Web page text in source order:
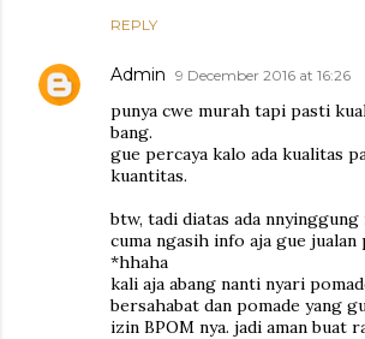
REPLY
Admin 9 December 2016 at 16:26
punya cwe murah tapi pasti
bang.
gue percaya kalo ada kualitas
kuantitas.
btw, tadi diatas ada nnyinggung
cuma ngasih info aja gue jualan
*hhaha
kali aja abang nanti nyari
bersahabat dan pomade yang
izin BPOM nya. jadi aman buat